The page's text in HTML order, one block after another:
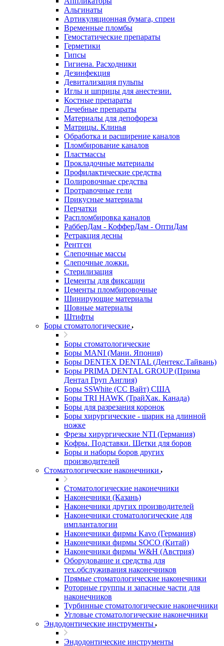
Альгинаты
Артикуляционная бумага, спреи
Временные пломбы
Гемостатические препараты
Герметики
Гипсы
Гигиена. Расходники
Дезинфекция
Девитализация пульпы
Иглы и шприцы для анестезии.
Костные препараты
Лечебные препараты
Материалы для депофореза
Матрицы. Клинья
Обработка и расширение каналов
Пломбирование каналов
Пластмассы
Прокладочные материалы
Профилактические средства
Полировочные средства
Протравочные гели
Прикусные материалы
Перчатки
Распломбировка каналов
РабберДам - КофферДам - ОптиДам
Ретракция десны
Рентген
Слепочные массы
Слепочные ложки.
Стерилизация
Цементы для фиксации
Цементы пломбировочные
Шинирующие материалы
Шовные материалы
Штифты
Боры стоматологические
Боры стоматологические
Боры MANI (Мани. Япония)
Боры DENTEX DENTAL (Дентекс.Тайвань)
Боры PRIMA DENTAL GROUP (Прима
Дентал Груп Англия)
Боры SSWhite (СС Вайт) США
Боры TRI HAWK (ТрайХак. Канада)
Боры для разрезания коронок
Боры хирургические - шарик на длинной
ножке
Фрезы хирургические NTI (Германия)
Кофры. Подставки. Щетки для боров
Боры и наборы боров других
производителей
Стоматологические наконечники
Стоматологические наконечники
Наконечники (Казань)
Наконечники других производителей
Наконечники стоматологические для
импланталогии
Наконечники фирмы Kavo (Германия)
Наконечники фирмы SOCO (Китай)
Наконечники фирмы W&H (Австрия)
Оборудование и средства для
тех.обслуживания наконечников
Прямые стоматологические наконечники
Роторные группы и запасные части для
наконечников
Турбинные стоматологические наконечники
Угловые стоматологические наконечники
Эндодонтические инструменты
Эндодонтические инструменты